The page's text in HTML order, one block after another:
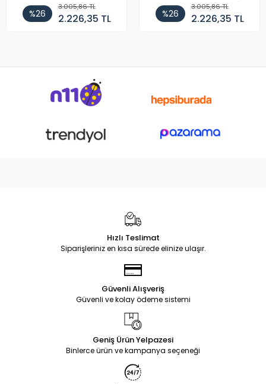
%26
3.005,86 TL
2.226,35 TL %26
3.005,86 TL
2.226,35 TL
Hızlı Teslimat
Siparişleriniz en kısa sürede elinize ulaşır.
Güvenli Alışveriş
Güvenli ve kolay ödeme sistemi
Geniş Ürün Yelpazesi
Binlerce ürün ve kampanya seçeneği